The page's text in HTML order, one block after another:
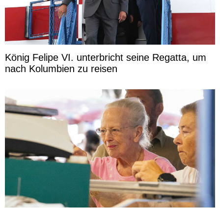
König Felipe VI. unterbricht seine Regatta, um
nach Kolumbien zu reisen